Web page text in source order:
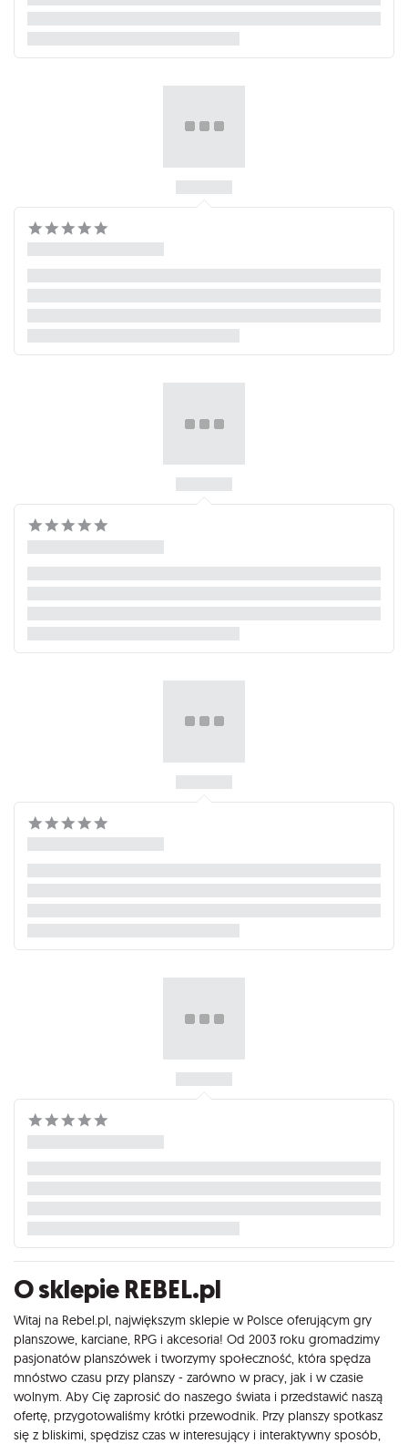
O sklepie REBEL.pl
Witaj na Rebel.pl, największym sklepie w Polsce oferującym gry
planszowe, karciane, RPG i akcesoria! Od 2003 roku gromadzimy
pasjonatów planszówek i tworzymy społeczność, która spędza
mnóstwo czasu przy planszy - zarówno w pracy, jak i w czasie
wolnym. Aby Cię zaprosić do naszego świata i przedstawić naszą
ofertę, przygotowaliśmy krótki przewodnik. Przy planszy spotkasz
się z bliskimi, spędzisz czas w interesujący i interaktywny sposób,